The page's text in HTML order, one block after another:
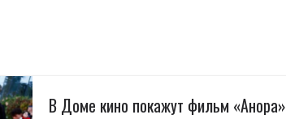
В Доме кино покажут фильм «Анора»